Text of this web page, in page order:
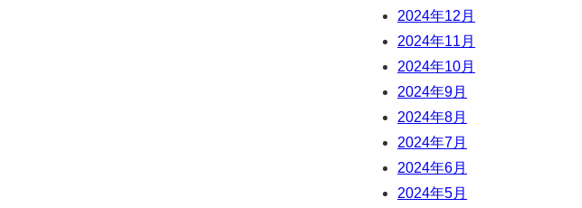
2024年12月
2024年11月
2024年10月
2024年9月
2024年8月
2024年7月
2024年6月
2024年5月